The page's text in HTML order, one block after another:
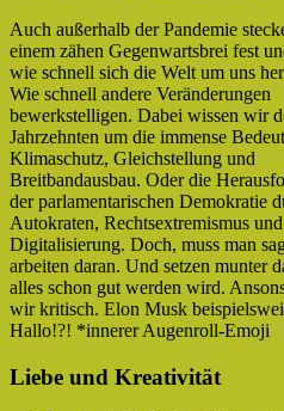
Auch außerhalb der Pandemie
einem zähen Gegenwartsbrei fest
wie schnell sich die Welt um uns
Wie schnell andere Veränderungen
bewerkstelligen. Dabei wissen wir
Jahrzehnten um die immense
Klimaschutz, Gleichstellung und
Breitbandausbau. Oder die
der parlamentarischen Demokratie
Autokraten, Rechtsextremismus und
Digitalisierung. Doch, muss man
arbeiten daran. Und setzen munter
alles schon gut werden wird.
wir kritisch. Elon Musk
Hallo!?! *innerer Augenroll-
Liebe und Kreativität